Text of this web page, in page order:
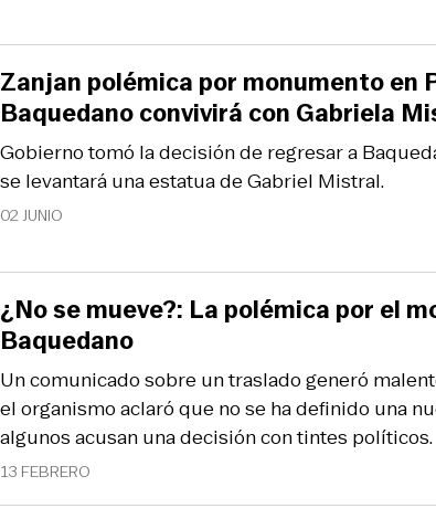
02 JUNIO
Gobierno tomó la decisión de regresar a
se levantará una estatua de Gabriel Mistral.
Zanjan polémica por monumento en
Baquedano convivirá con Gabriela
13 FEBRERO
Un comunicado sobre un traslado generó
el organismo aclaró que no se ha definido una
algunos acusan una decisión con tintes políticos.
¿No se mueve?: La polémica por el
Baquedano